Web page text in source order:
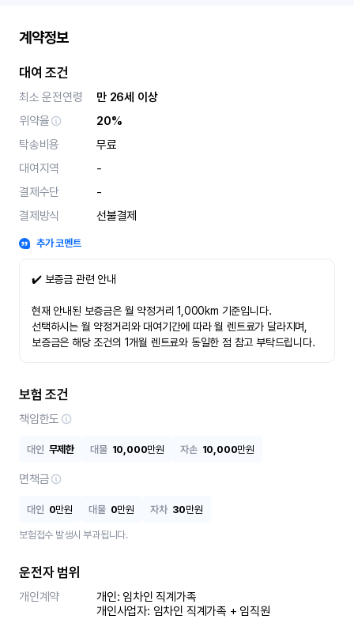
계약정보
대여 조건
최소 운전연령
만 26세 이상
위약율
20%
탁송비용
무료
대여지역
-
결제수단
-
결제방식
선불결제
추가 코멘트
✔️ 보증금 관련 안내
현재 안내된 보증금은 월 약정거리 1,000km 기준입니다.
선택하시는 월 약정거리와 대여기간에 따라 월 렌트료가 달라지며,
보증금은 해당 조건의 1개월 렌트료와 동일한 점 참고 부탁드립니다.
보험 조건
책임한도
대인 무제한 대물 10,000만원 자손 10,000만원
면책금
대인 0만원 대물 0만원 자차 30만원
보험접수 발생시 부과됩니다.
운전자 범위
개인계약
개인: 임차인 직계가족
개인사업자: 임차인 직계가족 + 임직원